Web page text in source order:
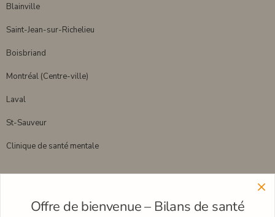
Blainville
Saint-Jean-sur-Richelieu
Boisbriand
Montréal (Centre-ville)
Laval
St-Sauveur
Clinique de santé mentale
Découvrez plus sur notre réseau de cliniques
Offre de bienvenue – Bilans de santé